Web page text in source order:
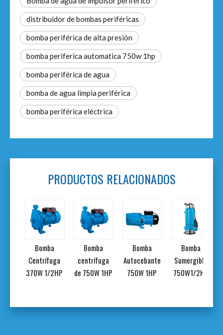
distribuidor de bombas periféricas
bomba periférica de alta presión
bomba periferica automatica 750w 1hp
bomba periférica de agua
bomba de agua limpia periférica
bomba periférica eléctrica
PRODUCTOS RELACIONADOS
Bomba
Centrífuga
370W 1/2HP
Bomba
centrífuga
de 750W 1HP
Bomba
Autocebante
750W 1HP
Bomba
Sumergible
750W1/2HP